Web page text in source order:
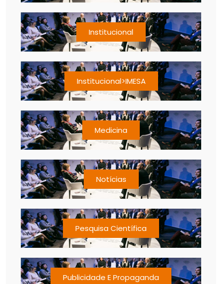
Institucional
Institucional>IMESA
Medicina
Notícias
Pesquisa Científica
Publicidade E Propaganda